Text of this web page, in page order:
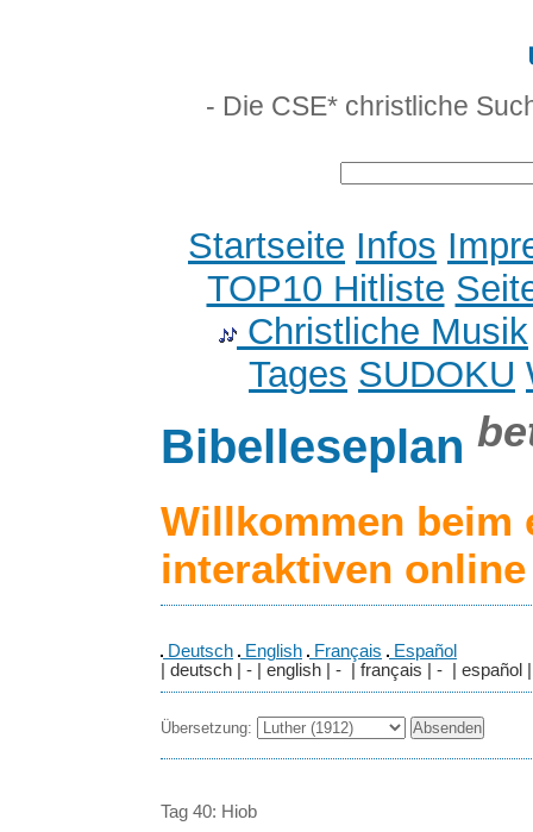
- Die CSE* christliche
Startseite Infos
TOP10 Hitliste
Christliche Musik
Tages SUDOKU
Bibelleseplan
Willkommen beim
interaktiven
Deutsch English Français
Español
| deutsch | - | english | - | français | - | español |
Übersetzung:
Tag 40: Hiob